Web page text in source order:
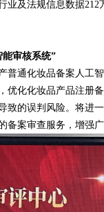
业及法规信息数据212
审核系统”
普通化妆品备案人工
优化化妆品产品注册
致的误判风险。将进
备案审查服务，增强